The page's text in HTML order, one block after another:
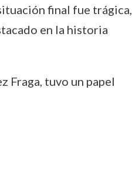
final fue trágica,
en la historia
Fraga, tuvo un papel